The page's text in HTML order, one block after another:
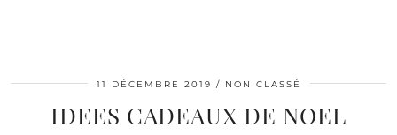
11 DÉCEMBRE 2019 NON CLASSÉ
IDEES CADEAUX DE NOEL